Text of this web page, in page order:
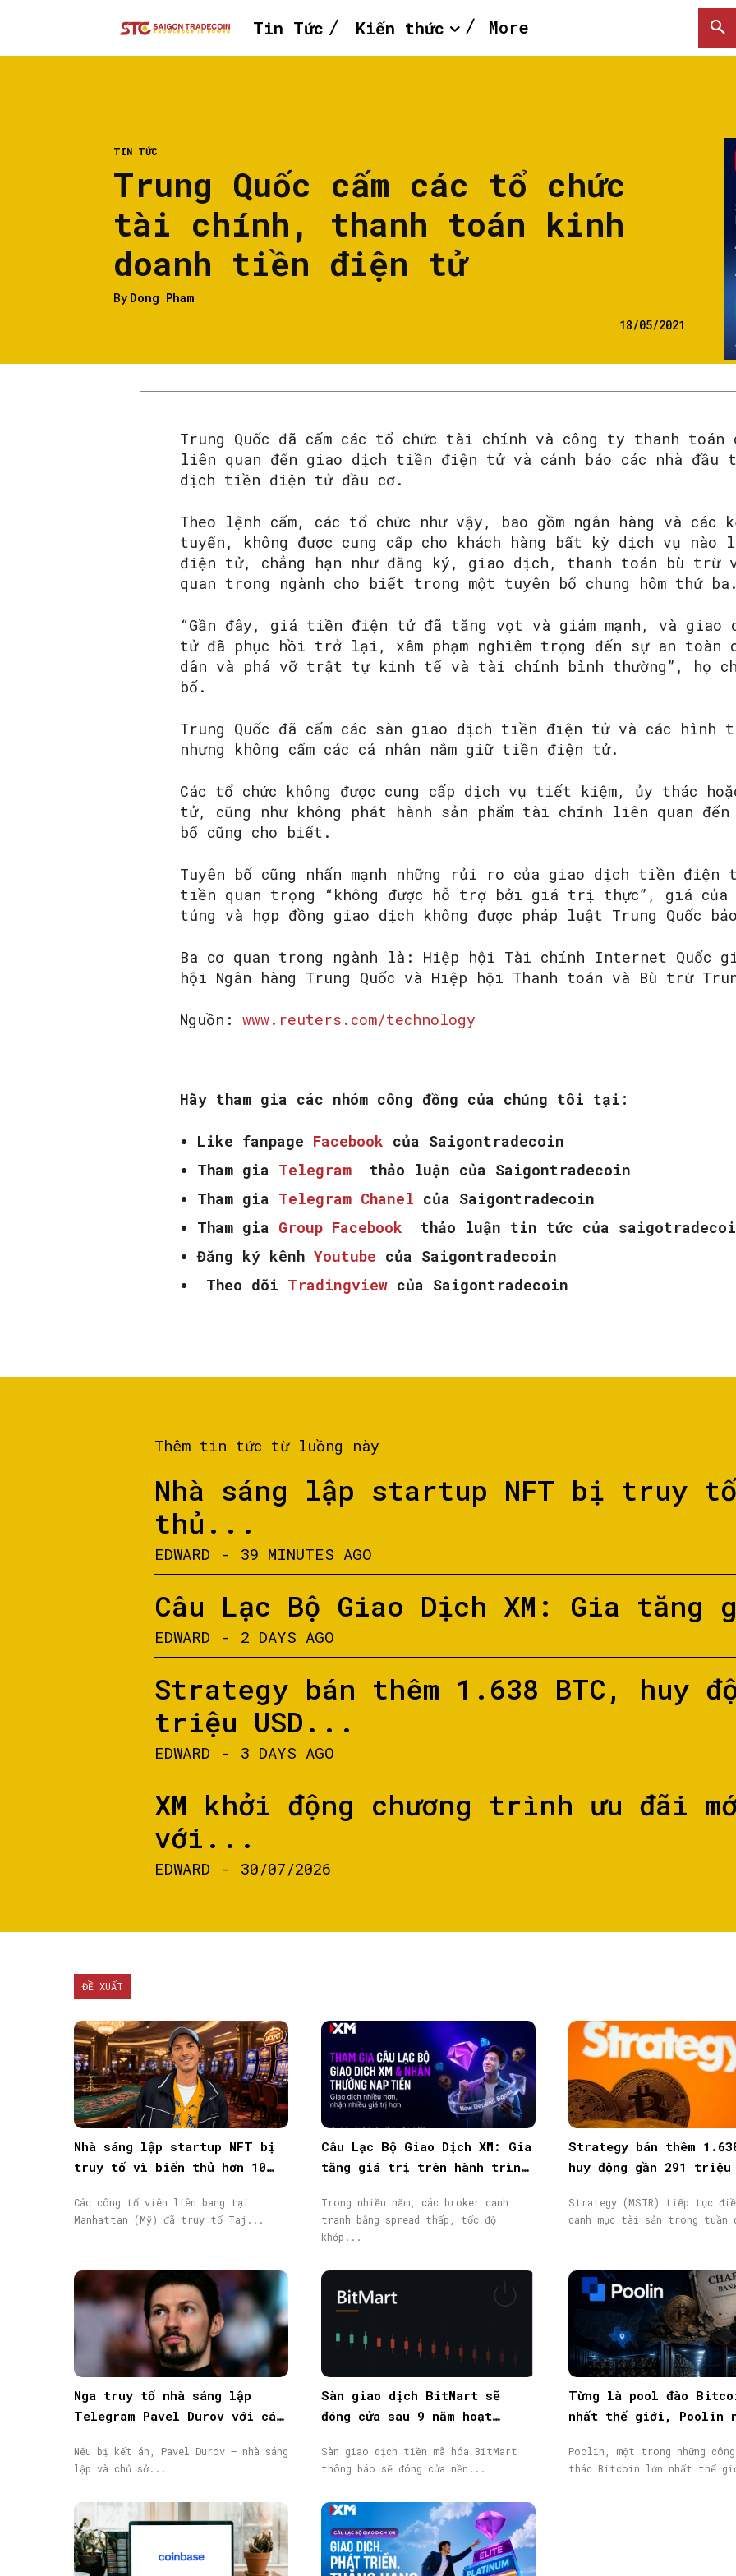
SEARCH...
Tin Tức Kiến thức More
TIN TỨC
Trung Quốc cấm các tổ chức
tài chính, thanh toán kinh
doanh tiền điện tử
By Dong Pham
18/05/2021
Trung Quốc đã cấm các tổ chức tài chính và công ty thanh toán
liên quan đến giao dịch tiền điện tử và cảnh báo các nhà đầu
dịch tiền điện tử đầu cơ.
Theo lệnh cấm, các tổ chức như vậy, bao gồm ngân hàng và các
tuyến, không được cung cấp cho khách hàng bất kỳ dịch vụ
điện tử, chẳng hạn như đăng ký, giao dịch, thanh toán bù trừ
quan trong ngành cho biết trong một tuyên bố chung hôm thứ
“Gần đây, giá tiền điện tử đã tăng vọt và giảm mạnh, và giao
tử đã phục hồi trở lại, xâm phạm nghiêm trọng đến sự an toàn
dân và phá vỡ trật tự kinh tế và tài chính bình thường”, họ
bố.
Trung Quốc đã cấm các sàn giao dịch tiền điện tử và các hình
nhưng không cấm các cá nhân nắm giữ tiền điện tử.
Các tổ chức không được cung cấp dịch vụ tiết kiệm, ủy thác
tử, cũng như không phát hành sản phẩm tài chính liên quan
bố cũng cho biết.
Tuyên bố cũng nhấn mạnh những rủi ro của giao dịch tiền
tiền quan trọng “không được hỗ trợ bởi giá trị thực”, giá của
túng và hợp đồng giao dịch không được pháp luật Trung Quốc
Ba cơ quan trong ngành là: Hiệp hội Tài chính Internet Quốc
hội Ngân hàng Trung Quốc và Hiệp hội Thanh toán và Bù trừ
Nguồn: www.reuters.com/technology
Hãy tham gia các nhóm công đồng của chúng tôi tại:
Like fanpage Facebook của Saigontradecoin
Tham gia Telegram
thảo luận của Saigontradecoin
Tham gia Telegram Chanel của Saigontradecoin
Tham gia Group Facebook
thảo luận tin tức của
Đăng ký kênh Youtube của Saigontradecoin
Theo dõi Tradingview của Saigontradecoin
Thêm tin tức từ luồng này
Nhà sáng lập startup NFT bị truy
thủ...
EDWARD - 39 MINUTES AGO
Câu Lạc Bộ Giao Dịch XM: Gia
EDWARD - 2 DAYS AGO
Strategy bán thêm 1.638 BTC, huy
triệu USD...
EDWARD - 3 DAYS AGO
XM khởi động chương trình ưu đãi
với...
EDWARD - 30/07/2026
ĐỀ XUẤT
Nhà sáng lập startup NFT bị
truy tố vì biển thủ hơn 10
Các công tố viên liên bang tại
Manhattan (Mỹ) đã truy tố Taj...
Câu Lạc Bộ Giao Dịch XM: Gia
tăng giá trị trên hành trình
Trong nhiều năm, các broker cạnh
tranh bằng spread thấp, tốc độ
khớp...
Strategy bán thêm
huy động gần 291 triệu
Strategy (MSTR) tiếp tục
danh mục tài sản trong tuần
Nga truy tố nhà sáng lập
Telegram Pavel Durov với cáo
lệnh truy nã quốc tế
Nếu bị kết án, Pavel Durov – nhà sáng
lập và chủ sở...
Sàn giao dịch BitMart sẽ
đóng cửa sau 9 năm hoạt
Sàn giao dịch tiền mã hóa BitMart
thông báo sẽ đóng cửa nền...
Từng là pool đào
nhất thế giới, Poolin
Poolin, một trong những
thác Bitcoin lớn nhất thế